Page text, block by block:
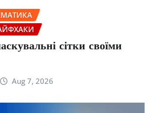
сітки своїми
Aug 7, 2026